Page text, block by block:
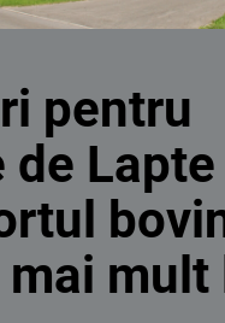
pentru
de Lapte
mult